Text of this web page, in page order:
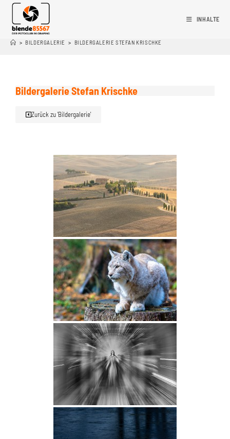
INHALTE
> BILDERGALERIE > BILDERGALERIE STEFAN KRISCHKE
Bildergalerie Stefan Krischke
Zurück zu 'Bildergalerie'